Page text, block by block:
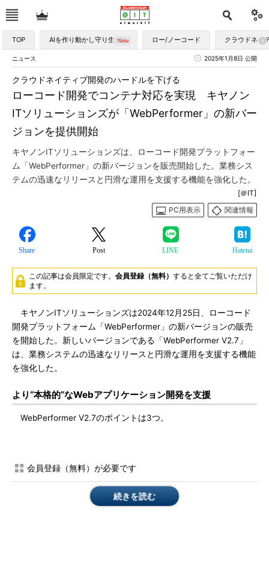
TOP AIを作り動かし守り生かす ロー/ノーコード クラウドネイ
ニュース 2025年1月8日 公開
ローコード開発でコンテナ対応を実現 キヤノン
ITソリューションズが「WebPerformer」の新バー
ジョンを提供開始
クラウドネイティブ開発のハードルを下げる
キヤノンITソリューションズは、ローコード開発プラットフォー
ム「WebPerformer」の新バージョンを販売開始した。業務シス
テムの迅速なリリースと円滑な運用を支援する機能を強化した。
[＠IT]
PC用表示
関連情報
Share Post LINE Hatena
この記事は会員限定です。 会員登録（無料） すると全てご覧いただけ
ます。
キヤノンITソリューションズは2024年12月25日、ローコード
開発プラットフォーム「WebPerformer」の新バージョンの販売
を開始した。新しいバージョンである「WebPerformer V2.7」
は、業務システムの迅速なリリースと円滑な運用を支援する機能
を強化した。
より“本格的”なWebアプリケーション開発を支援
WebPerformer V2.7のポイントは3つ。
会員登録（無料）が必要です
続きを読む